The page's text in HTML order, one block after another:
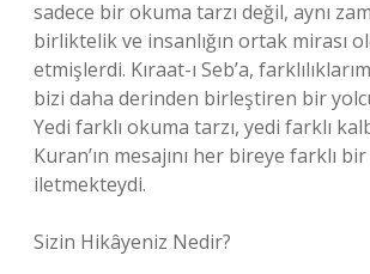
sadece bir okuma tarzı değil, aynı
birliktelik ve insanlığın ortak mirası
etmişlerdi. Kıraat-ı Seb’a,
bizi daha derinden birleştiren bir
Yedi farklı okuma tarzı, yedi farklı
Kuran’ın mesajını her bireye farklı
iletmekteydi.
Sizin Hikâyeniz Nedir?